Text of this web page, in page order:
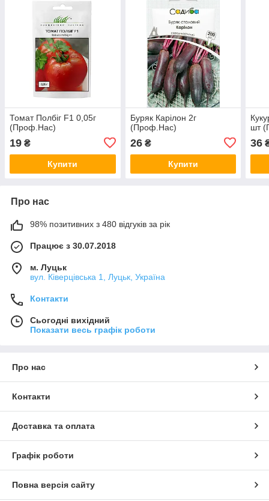
Томат Полбіг F1 0,05г
(Проф.Нас)
19 ₴
Купити
Буряк Карілон 2г
(Проф.Нас)
26₴
Купити
шт
36
Про нас
98% позитивних з 480 відгуків за рік
Працює з 30.07.2018
м. Луцьк
вул. Ківерцівська 1, Луцьк, Україна
Контакти
Сьогодні вихідний
Показати весь графік роботи
Про нас
Контакти
Доставка та оплата
Графік роботи
Повна версія сайту